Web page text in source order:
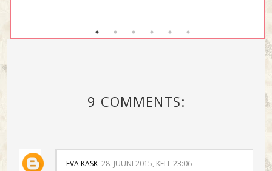
9 COMMENTS:
EVA KASK 28. JUUNI 2015, KELL 23:06